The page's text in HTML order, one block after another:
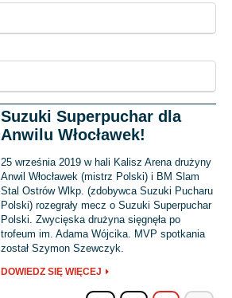
Suzuki Superpuchar dla
Anwilu Włocławek!
25 września 2019 w hali Kalisz Arena drużyny
Anwil Włocławek (mistrz Polski) i BM Slam
Stal Ostrów Wlkp. (zdobywca Suzuki Pucharu
Polski) rozegrały mecz o Suzuki Superpuchar
Polski. Zwycięska drużyna sięgnęła po
trofeum im. Adama Wójcika. MVP spotkania
został Szymon Szewczyk.
DOWIEDZ SIĘ WIĘCEJ